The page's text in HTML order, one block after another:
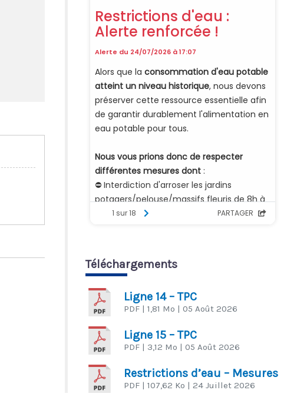
Téléchargements
Ligne 14 – TPC
PDF| 1,81 Mo | 05 Août 2026
Ligne 15 – TPC
PDF| 3,12 Mo | 05 Août 2026
Restrictions d’eau – Mesures
PDF| 107,62 Ko | 24 Juillet 2026